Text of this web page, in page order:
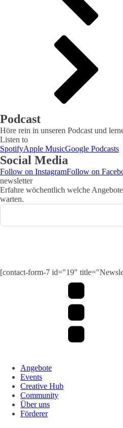
Podcast
Höre rein in unseren Podcast und
Listen to
SpotifyApple MusicGoogle Podcasts
Social Media
Follow on InstagramFollow on
newsletter
Erfahre wöchentlich welche
warten.
[contact-form-7 id="19"
Angebote
Events
Creative Hub
Community
Über uns
Förderer